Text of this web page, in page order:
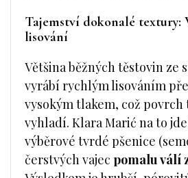
Tajemství dokonalé textury:
lisování
Většina běžných těstovin ze
vyrábí rychlým lisováním
vysokým tlakem, což povrch
vyhladí. Klara Marić na to
výběrové tvrdé pšenice
čerstvých vajec pomalu válí